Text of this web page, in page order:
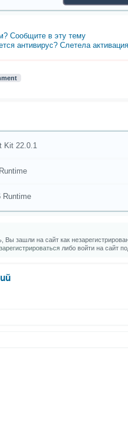
Сообщите в эту тему
антивирус? Слетела
Kit 22.0.1
Runtime
Вы зашли на сайт как
зарегистрироватьсялибо войти на сайт